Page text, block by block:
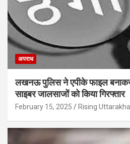
अपराध
लखनऊ पुलिस ने एपीके फाइल
साइबर जालसाजों को किया गिरफ्तार
February 15, 2025 Rising